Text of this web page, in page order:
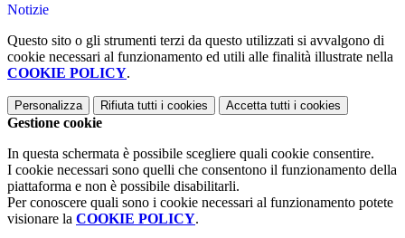
Notizie
Questo sito o gli strumenti terzi da questo utilizzati si avvalgono di
cookie necessari al funzionamento ed utili alle finalità illustrate nella
COOKIE POLICY.
Personalizza Rifiuta tutti i cookies Accetta tutti i cookies
Gestione cookie
In questa schermata è possibile scegliere quali cookie consentire.
I cookie necessari sono quelli che consentono il funzionamento della
piattaforma e non è possibile disabilitarli.
Per conoscere quali sono i cookie necessari al funzionamento potete
visionare la COOKIE POLICY.